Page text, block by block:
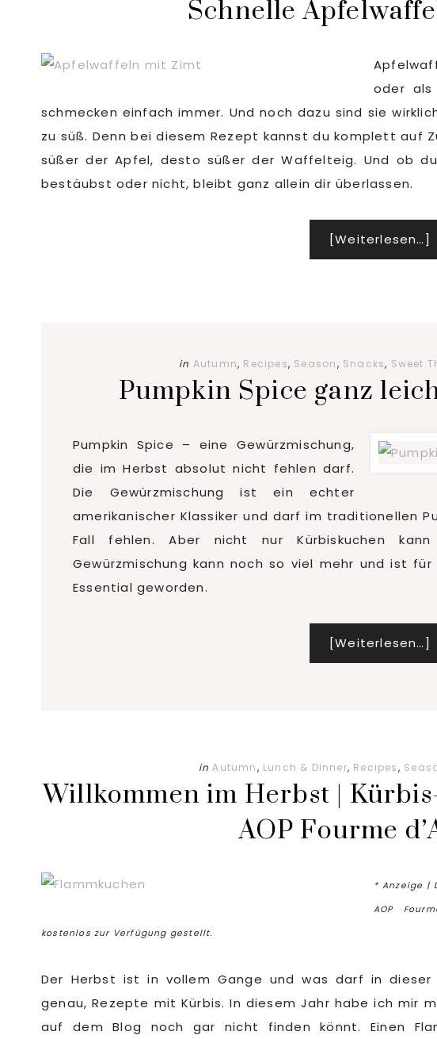
Schnelle
oder als
schmecken einfach immer. Und noch dazu sind sie
zu süß. Denn bei diesem Rezept kannst du komplett auf
süßer der Apfel, desto süßer der Waffelteig. Und ob
bestäubst oder nicht, bleibt ganz allein dir überlassen.
[Weiterlesen…]
in Autumn, Recipes, Season, Snacks, Sweet
Pumpkin Spice ganz
Pumpkin Spice – eine Gewürzmischung,
die im Herbst absolut nicht fehlen darf.
Die Gewürzmischung ist ein echter
amerikanischer Klassiker und darf im traditionellen
Fall fehlen. Aber nicht nur Kürbiskuchen
Gewürzmischung kann noch so viel mehr und ist
Essential geworden.
[Weiterlesen…]
in Autumn, Lunch & Dinner, Recipes,
Willkommen im Herbst |
AOP Fourme
* Anzeige |
AOP
kostenlos zur Verfügung gestellt.
Der Herbst ist in vollem Gange und was darf in dieser
genau, Rezepte mit Kürbis. In diesem Jahr habe ich mir
auf dem Blog noch gar nicht finden könnt. Einen